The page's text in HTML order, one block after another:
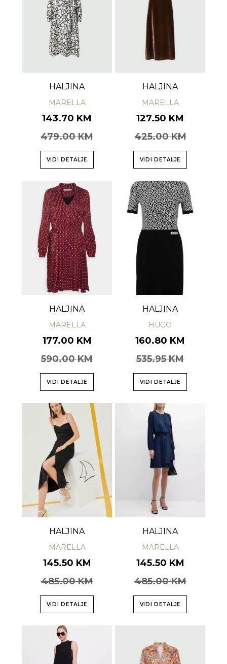
HALJINA
MARELLA
143.70 KM
479.00 KM
VIDI DETALJE
HALJINA
MARELLA
127.50 KM
425.00 KM
VIDI DETALJE
HALJINA
MARELLA
177.00 KM
590.00 KM
VIDI DETALJE
HALJINA
HUGO
160.80 KM
535.95 KM
VIDI DETALJE
HALJINA
MARELLA
145.50 KM
485.00 KM
VIDI DETALJE
HALJINA
MARELLA
145.50 KM
485.00 KM
VIDI DETALJE